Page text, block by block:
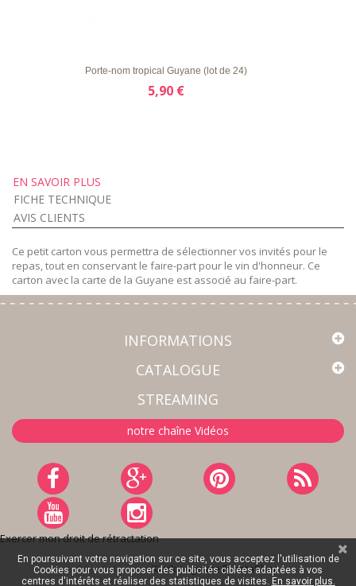
Porte-nom tropical Guyane (lot de 24)
5,90 €
EN SAVOIR PLUS
FICHE TECHNIQUE
AVIS CLIENTS
Ce petit carton vous permettra de sélectionner vos invités pour le
repas, tout en conservant le faire-part pour le vin d'honneur. Ce
carton avec la carte de la Guyane est associé au faire-part.
INFORMATIONS
CATALOGUE
STREAMING
notre chaîne Vidéos
Exercer mon droit de rétractation
Site réalisé parKiwik - Agence PrestaShop
En poursuivant votre navigation sur ce site, vous acceptez l'utilisation de
Cookies pour vous proposer des publicités ciblées adaptées à vos
centres d'intérêts et réaliser des statistiques de visites. En savoir plus.